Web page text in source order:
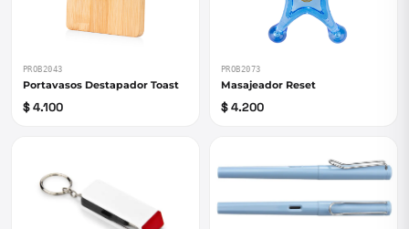
PROB2043
Portavasos Destapador Toast
$ 4.100
PROB2073
Masajeador Reset
$ 4.200